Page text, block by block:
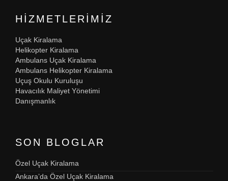
HIZMETLERIMIZ
Uçak Kiralama
Helikopter Kiralama
Ambulans Uçak Kiralama
Ambulans Helikopter Kiralama
Uçuş Okulu Kuruluşu
Havacılık Maliyet Yönetimi
Danışmanlık
SON BLOGLAR
Özel Uçak Kiralama
Ankara’da Özel Uçak Kiralama